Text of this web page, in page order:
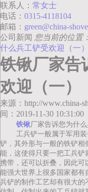
联系人： 常女士
电话： 0315-4118104
邮箱： green@china-
公司新闻 您当前的位置：
什么兵工铲受欢迎（一）
铁锹厂家告
欢迎（一）
来源：http://www.china-
间：2019-11-30 10:31:00
铁锹厂家告诉您为什么
工兵铲一般属于军用
铲，其外形与一般的铁铲
能，这使得只要一把工兵
携带，还可以折叠，因此
能强大世界上很多国家都
兵铲的制作工艺却有很大